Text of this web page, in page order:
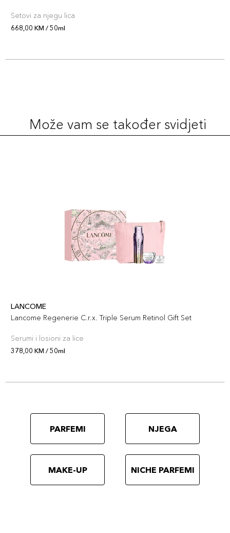
Setovi za njegu lica
668,00 KM / 50ml
Može vam se također svidjeti
LANCOME
Lancome Regenerie C.r.x. Triple Serum Retinol Gift Set
Serumi i losioni za lice
378,00 KM / 50ml
PARFEMI NJEGA
MAKE-UP NICHE PARFEMI